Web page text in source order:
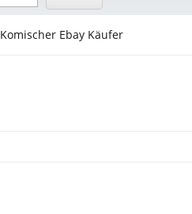
Komischer Ebay Käufer